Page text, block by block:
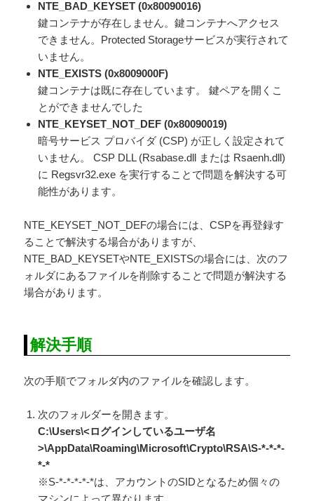
NTE_BAD_KEYSET (0x80090016)
鍵コンテナが存在しません。鍵コンテナへアクセス
できません。Protected Storageサービスが実行されて
いません。
NTE_EXISTS (0x8009000F)
鍵コンテナは既に存在しています。 鍵ペアを開くこ
とができませんでした
NTE_KEYSET_NOT_DEF (0x80090019)
暗号サービス プロバイダ (CSP) が正しく設定されて
いません。 CSP DLL (Rsabase.dll または Rsaenh.dll)
に Regsvr32.exe を実行することで問題を解決する可
能性があります。
NTE_KEYSET_NOT_DEFの場合には、CSPを再登録す
ることで解決する場合がありますが、
NTE_BAD_KEYSETやNTE_EXISTSの場合には、次のフ
ォルダにあるファイルを削除することで問題が解決する
場合があります。
解決手順
次の手順でフォルダ内のファイルを確認します。
次のフォルダーを開きます。
C:\Users\<ログインしているユーザ名
>\AppData\Roaming\Microsoft\Crypto\RSA\S-*-*-*-
*-*
※S-*-*-*-*-*は、アカウントのSIDとなるため個々の